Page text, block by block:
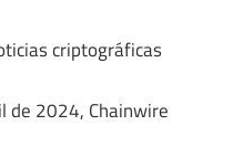
de 2024, Chainwire